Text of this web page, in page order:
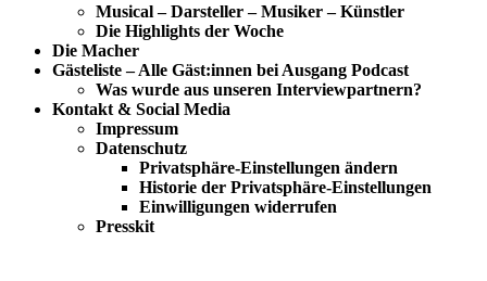
Musical – Darsteller – Musiker – Künstler
Die Highlights der Woche
Die Macher
Gästeliste – Alle Gäst:innen bei Ausgang Podcast
Was wurde aus unseren Interviewpartnern?
Kontakt & Social Media
Impressum
Datenschutz
Privatsphäre-Einstellungen ändern
Historie der Privatsphäre-Einstellungen
Einwilligungen widerrufen
Presskit